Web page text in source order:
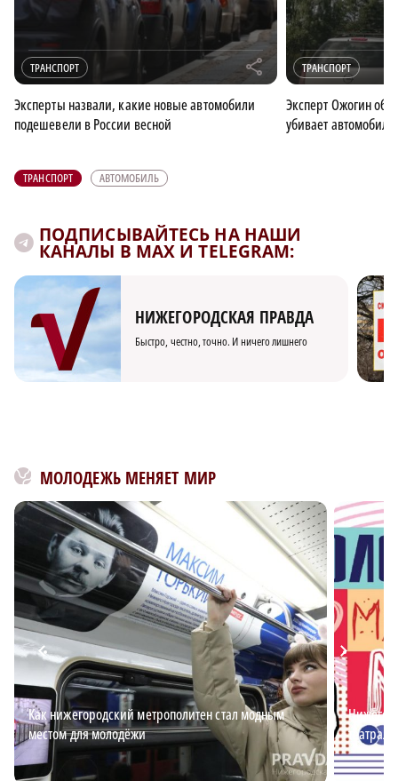
ТРАНСПОРТ r
Эксперты назвали, какие новые автомобили
подешевели в России весной
ТРАНСПОРТ
Эксперт Ожогин
убивает автомобиль
ТРАНСПОРТ АВТОМОБИЛЬ
ПОДПИСЫВАЙТЕСЬ НА НАШИ
КАНАЛЫ В MAX И TELEGRAM:
НИЖЕГОРОДСКАЯ ПРАВДА
Быстро, честно, точно. И ничего лишнего
МОЛОДЕЖЬ МЕНЯЕТ МИР
Как нижегородский метрополитен стал модным
местом для молодёжи